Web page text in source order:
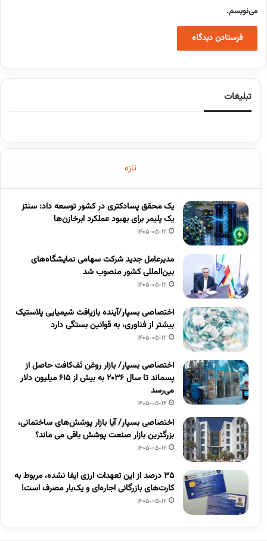
می‌نویسم.
تبلیغات
تازه
یک محقق پسادکتری در کشور توسعه داد: سنتز
یک پلیمر برای بهبود عملکرد ابرخازن‌ها
1405-05-12
مدیرعامل جدید شرکت سهامی نمایشگاه‌های
بین‌المللی کشور منصوب شد
1405-05-12
اختصاصی بسپار/آینده بازیافت شیمیایی پلاستیک
بیشتر از فناوری، به قوانین بستگی دارد
1405-05-12
اختصاصی بسپار/ بازار روغن تَف‌کافت حاصل از
پسماند تا سال ۲۰۳۶ به بیش از ۶۱۵ میلیون دلار
می‌رسد
1405-05-12
اختصاصی بسپار/ آیا بازار پوشش‌های ساختمانی،
بزرگترین بازار صنعت پوشش باقی می ماند؟
1405-05-12
۳۵ درصد از این تعهدات ارزی ایفا نشده، مربوط به
کارت‌های بازرگانی اجاره‌ای و یک‌بار مصرف است!
1405-05-12